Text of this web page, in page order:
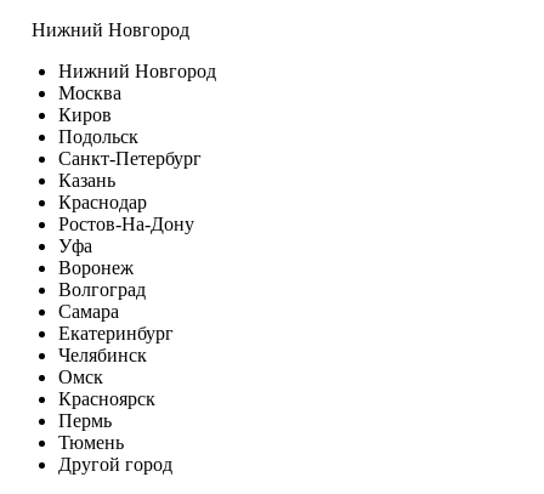
Нижний Новгород
Нижний Новгород
Москва
Киров
Подольск
Санкт-Петербург
Казань
Краснодар
Ростов-На-Дону
Уфа
Воронеж
Волгоград
Самара
Екатеринбург
Челябинск
Омск
Красноярск
Пермь
Тюмень
Другой город